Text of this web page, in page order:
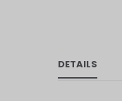
DETAILS